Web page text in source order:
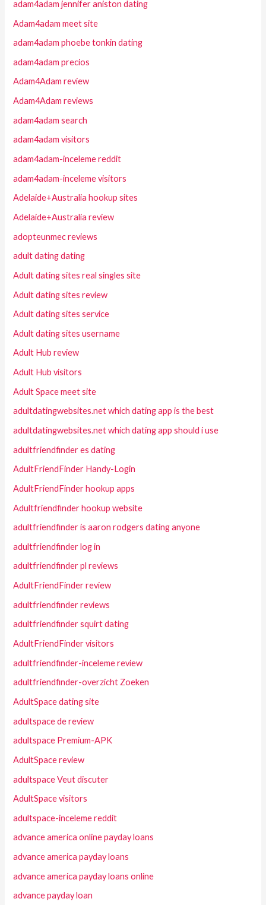
adam4adam jennifer aniston dating
Adam4adam meet site
adam4adam phoebe tonkin dating
adam4adam precios
Adam4Adam review
Adam4Adam reviews
adam4adam search
adam4adam visitors
adam4adam-inceleme reddit
adam4adam-inceleme visitors
Adelaide+Australia hookup sites
Adelaide+Australia review
adopteunmec reviews
adult dating dating
Adult dating sites real singles site
Adult dating sites review
Adult dating sites service
Adult dating sites username
Adult Hub review
Adult Hub visitors
Adult Space meet site
adultdatingwebsites.net which dating app is the best
adultdatingwebsites.net which dating app should i use
adultfriendfinder es dating
AdultFriendFinder Handy-Login
AdultFriendFinder hookup apps
Adultfriendfinder hookup website
adultfriendfinder is aaron rodgers dating anyone
adultfriendfinder log in
adultfriendfinder pl reviews
AdultFriendFinder review
adultfriendfinder reviews
adultfriendfinder squirt dating
AdultFriendFinder visitors
adultfriendfinder-inceleme review
adultfriendfinder-overzicht Zoeken
AdultSpace dating site
adultspace de review
adultspace Premium-APK
AdultSpace review
adultspace Veut discuter
AdultSpace visitors
adultspace-inceleme reddit
advance america online payday loans
advance america payday loans
advance america payday loans online
advance payday loan